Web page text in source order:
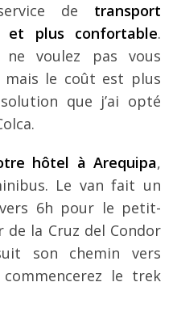
de transport
et plus confortable.
ne voulez pas vous
le coût est plus
que j’ai opté
hôtel à Arequipa,
Le van fait un
6h pour le petit-
la Cruz del Condor
son chemin vers
commencerez le trek